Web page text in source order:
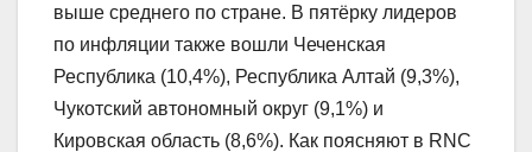
выше среднего по стране. В пятёрку лидеров
по инфляции также вошли Чеченская
Республика (10,4%), Республика Алтай (9,3%),
Чукотский автономный округ (9,1%) и
Кировская область (8,6%). Как поясняют в RNC